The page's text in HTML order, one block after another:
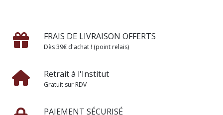
FRAIS DE LIVRAISON OFFERTS
Dès 39€ d'achat ! (point relais)
Retrait à l'Institut
Gratuit sur RDV
PAIEMENT SÉCURISÉ